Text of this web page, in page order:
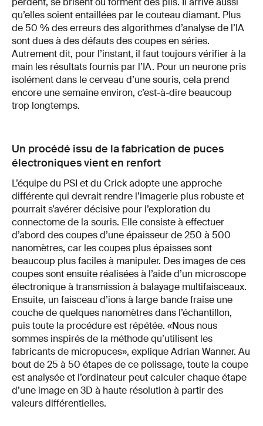
qu’elles soient entaillées par le couteau diamant. Plus
de 50 % des erreurs des algorithmes d’analyse de l’IA
sont dues à des défauts des coupes en séries.
Autrement dit, pour l’instant, il faut toujours vérifier à la
main les résultats fournis par l’IA. Pour un neurone pris
isolément dans le cerveau d’une souris, cela prend
encore une semaine environ, c’est-à-dire beaucoup
trop longtemps.
Un procédé issu de la fabrication de puces
électroniques vient en renfort
L’équipe du PSI et du Crick adopte une approche
différente qui devrait rendre l’imagerie plus robuste et
pourrait s’avérer décisive pour l’exploration du
connectome de la souris. Elle consiste à effectuer
d’abord des coupes d’une épaisseur de 250 à 500
nanomètres, car les coupes plus épaisses sont
beaucoup plus faciles à manipuler. Des images de ces
coupes sont ensuite réalisées à l’aide d’un microscope
électronique à transmission à balayage multifaisceaux.
Ensuite, un faisceau d’ions à large bande fraise une
couche de quelques nanomètres dans l’échantillon,
puis toute la procédure est répétée. «Nous nous
sommes inspirés de la méthode qu’utilisent les
fabricants de micropuces», explique Adrian Wanner. Au
bout de 25 à 50 étapes de ce polissage, toute la coupe
est analysée et l’ordinateur peut calculer chaque étape
d’une image en 3D à haute résolution à partir des
valeurs différentielles.